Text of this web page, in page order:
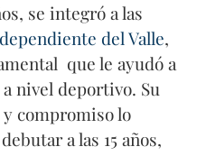
se integró a las
del Valle,
que le ayudó a
nivel deportivo. Su
compromiso lo
a las 15 años,